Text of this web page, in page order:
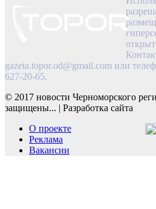
gazeta.topor.od@gmail.com или
627-20-65.
© 2017 новости Черноморского
защищены... | Разработка сайта
О проекте
Реклама
Вакансии